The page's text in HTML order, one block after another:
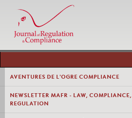
AVENTURES DE L'OGRE COMPLIANCE
NEWSLETTER MAFR - LAW, COMPLIANCE,
REGULATION